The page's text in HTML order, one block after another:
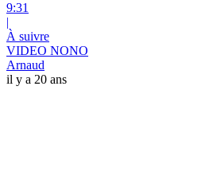
9:31
|
À suivre
VIDEO NONO
Arnaud
il y a 20 ans